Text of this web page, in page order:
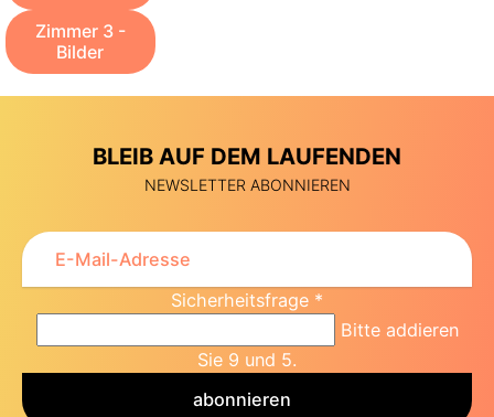
Zimmer 3 -
Bilder
BLEIB AUF DEM LAUFENDEN
NEWSLETTER ABONNIEREN
Sicherheitsfrage *
Bitte addieren
Sie 9 und 5.
abonnieren